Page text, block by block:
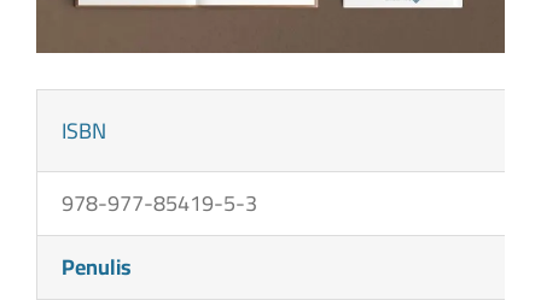
ISBN
978-977-85419-5-3
Penulis